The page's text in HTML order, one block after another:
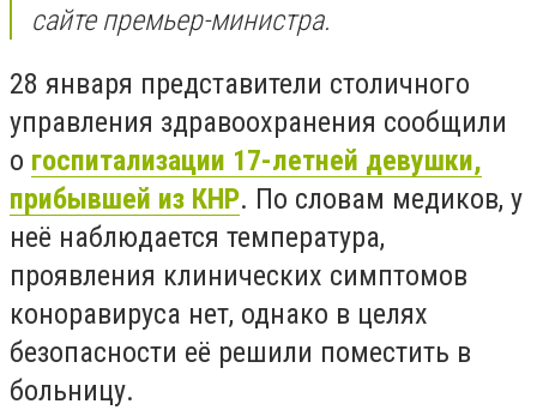
сайте премьер-министра.
28 января представители столичного
управления здравоохранения сообщили
о госпитализации 17-летней девушки,
прибывшей из КНР. По словам медиков, у
неё наблюдается температура,
проявления клинических симптомов
коноравируса нет, однако в целях
безопасности её решили поместить в
больницу.